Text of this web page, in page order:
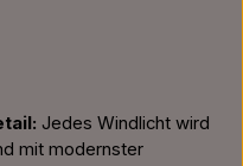
Jedes Windlicht wird
mit modernster